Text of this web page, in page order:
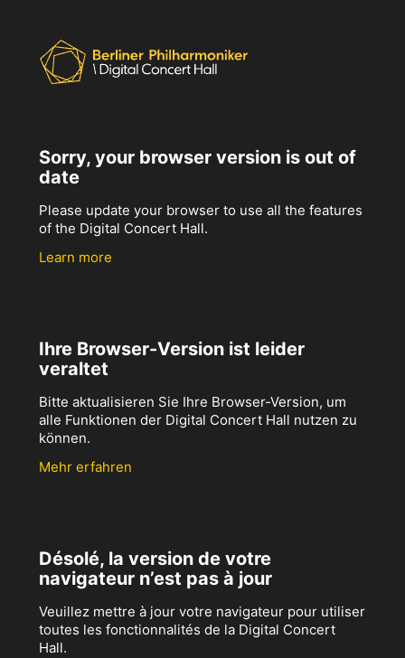
Sorry, your browser version is out of
date
Please update your browser to use all the features
of the Digital Concert Hall.
Learn more
Ihre Browser-Version ist leider
veraltet
Bitte aktualisieren Sie Ihre Browser-Version, um
alle Funktionen der Digital Concert Hall nutzen zu
können.
Mehr erfahren
Désolé, la version de votre
navigateur n’est pas à jour
Veuillez mettre à jour votre navigateur pour utiliser
toutes les fonctionnalités de la Digital Concert
Hall.